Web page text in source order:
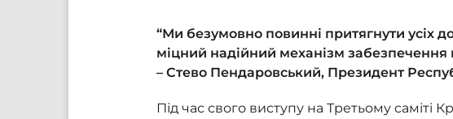
“Ми безумовно повинні притягнути усіх
міцний надійний механізм
– Стево Пендаровський, Президент
Під час свого виступу на Третьому